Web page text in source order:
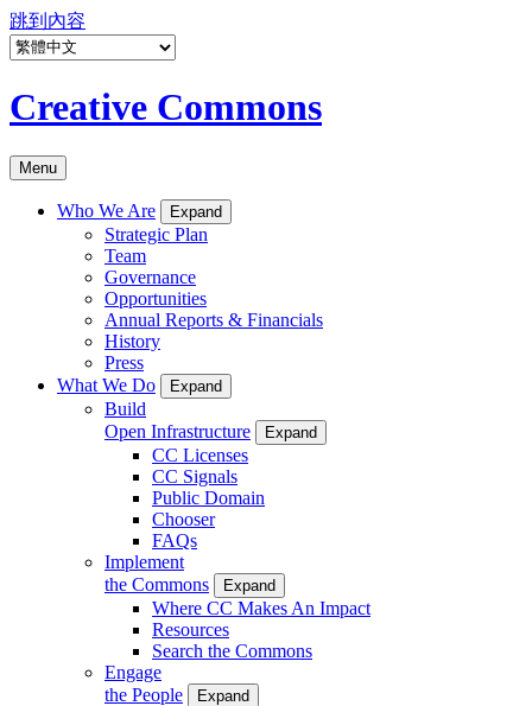
跳到內容
Creative Commons
Menu
Who We Are Expand
Strategic Plan
Team
Governance
Opportunities
Annual Reports & Financials
History
Press
What We Do
Expand
Build
Open Infrastructure
Expand
CC Licenses
CC Signals
Public Domain
Chooser
FAQs
Implement
the Commons
Expand
Where CC Makes An Impact
Resources
Search the Commons
Engage
the People
Expand